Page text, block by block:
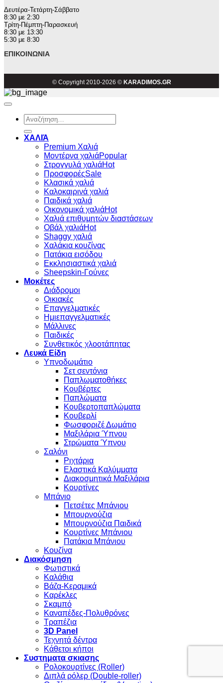
Δευτέρα-Τετάρτη-Σάββατο
8:30 με 2:30
Τρίτη-Πέμπτη-Παρασκευή
8:30 με 13:30
5:30 με 8:30
ΕΠΙΚΟΙΝΩΝΊΑ
© Copyright 2010-2026 © KARADIMOS.GR
Αναζήτηση
για:
ΧΑΛΙΆ
Premium Χαλιά
Μοντέρνα χαλιά
Στρογγυλά χαλιά
Προσφορές
Κλασικά χαλιά
Καλοκαιρινά χαλιά
Παιδικά χαλιά
Οικονομικά χαλιά
Χαλιά επιθυμητών διαστάσεων
Οβάλ χαλιά
Shaggy χαλιά
Χαλάκια κουζίνας
Πατάκια εισόδου
Εκκλησιαστικά χαλιά
Sheepskin-Γούνες
Μοκέτες
Διάδρομοι
Οικιακές
Επαγγελματικές
Ημιεπαγγελματικές
Μάλλινες
Παιδικές
Συνθετικός χλοοτάπητας
Λευκά Είδη
Υπνοδωμάτιο
Σετ σεντόνια
Παπλωματοθήκες
Κουβέρτες
Παπλώματα
Κουβερτοπαπλώματα
Κουβερλί
Φωσφοριζέ Δωμάτιο
Μαξιλάρια Ύπνου
Στρώματα Ύπνου
Σαλόνι
Ριχτάρια
Ελαστικά Καλύμματα
Διακοσμητικά Μαξιλάρια
Κουρτίνες
Μπάνιο
Πετσέτες Μπάνιου
Μπουρνούζια
Μπουρνούζια Παιδικά
Κουρτίνες Μπάνιου
Πατάκια Μπάνιου
Κουζίνα
Διακόσμηση
Φωτιστικά
Καλάθια
Βάζα-Κεραμικά
Καρέκλες
Σκαμπό
Καναπέδες-Πολυθρόνες
Τραπέζια
3D Panel
Τεχνητά δέντρα
Κάθετοι κήποι
Συστηματα σκιασης
Ρολοκουρτίνες (Roller)
Διπλά ρόλερ (Double-roller)